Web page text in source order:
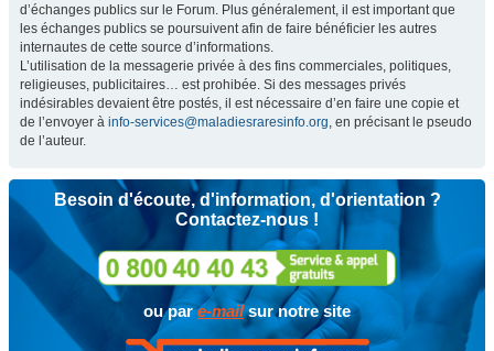
d’échanges publics sur le Forum. Plus généralement, il est important que
les échanges publics se poursuivent afin de faire bénéficier les autres
internautes de cette source d’informations.
L’utilisation de la messagerie privée à des fins commerciales, politiques,
religieuses, publicitaires… est prohibée. Si des messages privés
indésirables devaient être postés, il est nécessaire d’en faire une copie et
de l’envoyer à info-services@maladiesraresinfo.org, en précisant le pseudo
de l’auteur.
Besoin d'écoute, d'information, d'orientation ?
Contactez-nous !
ou pare-mailsur notre site